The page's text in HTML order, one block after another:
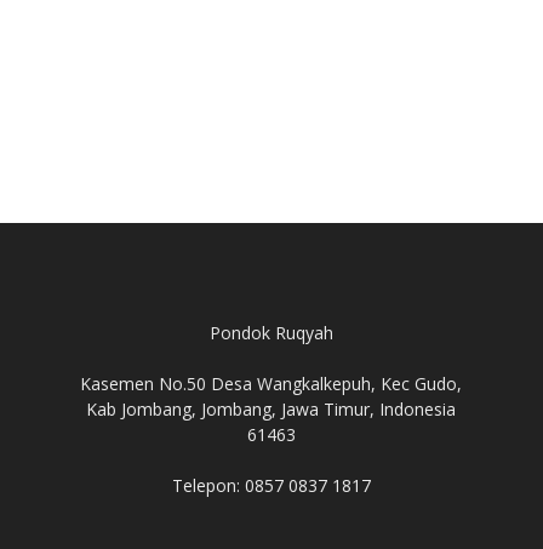
Pondok Ruqyah
Kasemen No.50 Desa Wangkalkepuh, Kec Gudo,
Kab Jombang, Jombang, Jawa Timur, Indonesia
61463
Telepon: 0857 0837 1817